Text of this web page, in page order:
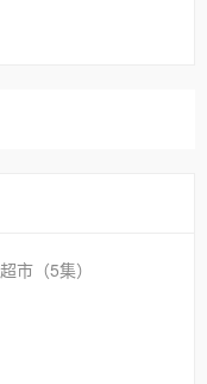
市（5集）